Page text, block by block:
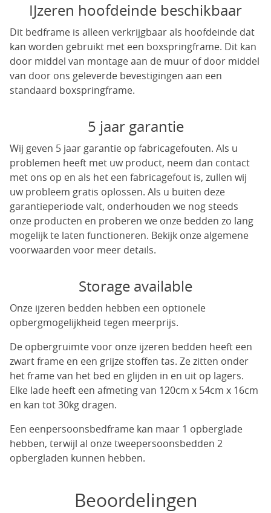
IJzeren hoofdeinde beschikbaar
Dit bedframe is alleen verkrijgbaar als hoofdeinde dat
kan worden gebruikt met een boxspringframe. Dit kan
door middel van montage aan de muur of door middel
van door ons geleverde bevestigingen aan een
standaard boxspringframe.
5 jaar garantie
Wij geven 5 jaar garantie op fabricagefouten. Als u
problemen heeft met uw product, neem dan contact
met ons op en als het een fabricagefout is, zullen wij
uw probleem gratis oplossen. Als u buiten deze
garantieperiode valt, onderhouden we nog steeds
onze producten en proberen we onze bedden zo lang
mogelijk te laten functioneren. Bekijk onze algemene
voorwaarden voor meer details.
Storage available
Onze ijzeren bedden hebben een optionele
opbergmogelijkheid tegen meerprijs.
De opbergruimte voor onze ijzeren bedden heeft een
zwart frame en een grijze stoffen tas. Ze zitten onder
het frame van het bed en glijden in en uit op lagers.
Elke lade heeft een afmeting van 120cm x 54cm x 16cm
en kan tot 30kg dragen.
Een eenpersoonsbedframe kan maar 1 opberglade
hebben, terwijl al onze tweepersoonsbedden 2
opbergladen kunnen hebben.
Beoordelingen